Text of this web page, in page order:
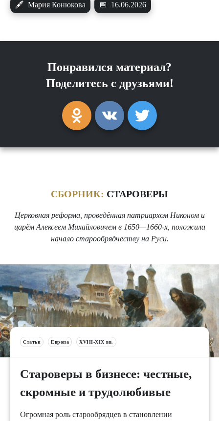
🖋 Мария Конюкова 📅 16.06.2026
Понравился материал?
Поделитесь с друзьями!
СБОРНИК: СТАРОВЕРЫ
Церковная реформа, проведённая патриархом Никоном и
царём Алексеем Михайловичем в 1650—1660-х, положила
начало старообрядчеству на Руси.
Статьи Европа XVIII-XIX вв.
Староверы в бизнесе: честные,
скромные и трудолюбивые
Огромная роль старообрядцев в становлении